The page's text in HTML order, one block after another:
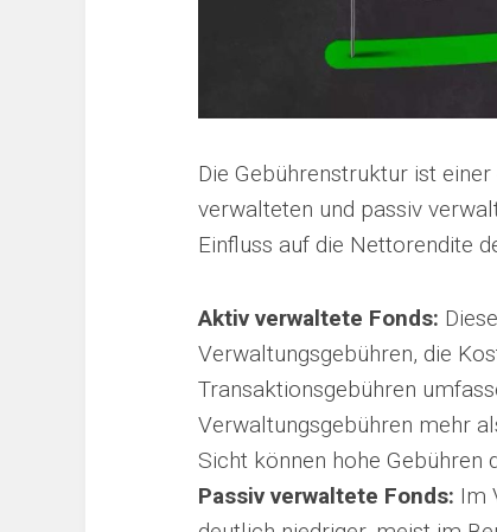
Die Gebührenstruktur ist
verwalteten und passiv
Einfluss auf die Nettorendite
Aktiv verwaltete Fonds:
Verwaltungsgebühren, die
Transaktionsgebühren
Verwaltungsgebühren mehr
Sicht können hohe Gebühren
Passiv verwaltete Fonds: Im